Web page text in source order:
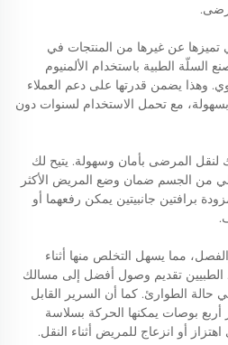
تميزها عن غيرها من المنتجات في
السلّة الطبية باستخدام الألمنيوم
وهذا يضمن قدرتها على دعم العملاء
كيلوجرامًا بسهولة، مع تحمل الاستخدام لسنوات دون
لنقل المرضى بأمان وسهولة. يتيح لك
من الجسم ضمان وضع المريض الأكثر
برافتين جانبيتين يمكن رفعهما أو
مما يسهل التخلص منها أثناء
الطبيين تقديم وصول أفضل إلى مسالك
حالة الطوارئ. كما أن السرير القابل
بوصات يمكنها الحركة بسلاسة
أو انزعاج للمريض أثناء النقل.